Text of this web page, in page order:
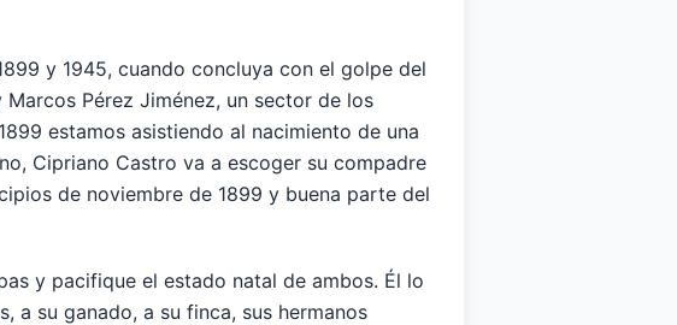
y 1945, cuando concluya con el golpe del
Pérez Jiménez, un sector de los
estamos asistiendo al nacimiento de una
Cipriano Castro va a escoger su compadre
de noviembre de 1899 y buena parte del
y pacifique el estado natal de ambos. Él lo
a su ganado, a su finca, sus hermanos